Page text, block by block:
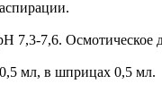
7,3-7,6. Осмотическое
мл, в шприцах 0,5 мл.